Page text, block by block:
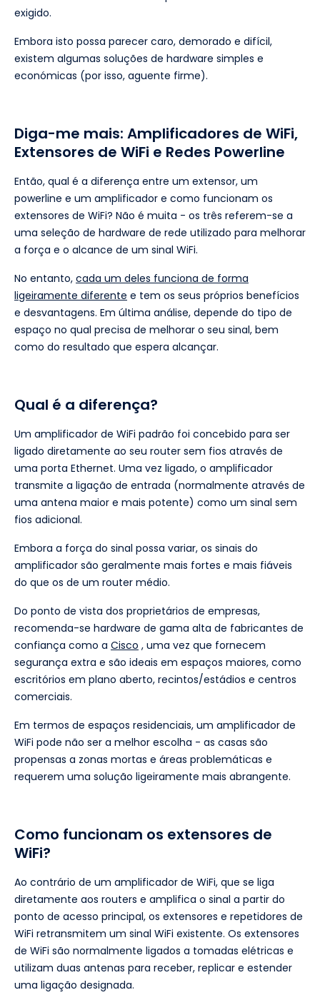
exigido.
Embora isto possa parecer caro, demorado e difícil,
existem algumas soluções de hardware simples e
económicas (por isso, aguente firme).
Diga-me mais: Amplificadores de WiFi,
Extensores de WiFi e Redes Powerline
Então, qual é a diferença entre um extensor, um
powerline e um amplificador e como funcionam os
extensores de WiFi? Não é muita - os três referem-se a
uma seleção de hardware de rede utilizado para melhorar
a força e o alcance de um sinal WiFi.
No entanto, cada um deles funciona de forma
ligeiramente diferente e tem os seus próprios benefícios
e desvantagens. Em última análise, depende do tipo de
espaço no qual precisa de melhorar o seu sinal, bem
como do resultado que espera alcançar.
Qual é a diferença?
Um amplificador de WiFi padrão foi concebido para ser
ligado diretamente ao seu router sem fios através de
uma porta Ethernet. Uma vez ligado, o amplificador
transmite a ligação de entrada (normalmente através de
uma antena maior e mais potente) como um sinal sem
fios adicional.
Embora a força do sinal possa variar, os sinais do
amplificador são geralmente mais fortes e mais fiáveis
do que os de um router médio.
Do ponto de vista dos proprietários de empresas,
recomenda-se hardware de gama alta de fabricantes de
confiança como a Cisco , uma vez que fornecem
segurança extra e são ideais em espaços maiores, como
escritórios em plano aberto, recintos/estádios e centros
comerciais.
Em termos de espaços residenciais, um amplificador de
WiFi pode não ser a melhor escolha - as casas são
propensas a zonas mortas e áreas problemáticas e
requerem uma solução ligeiramente mais abrangente.
Como funcionam os extensores de
WiFi?
Ao contrário de um amplificador de WiFi, que se liga
diretamente aos routers e amplifica o sinal a partir do
ponto de acesso principal, os extensores e repetidores de
WiFi retransmitem um sinal WiFi existente. Os extensores
de WiFi são normalmente ligados a tomadas elétricas e
utilizam duas antenas para receber, replicar e estender
uma ligação designada.